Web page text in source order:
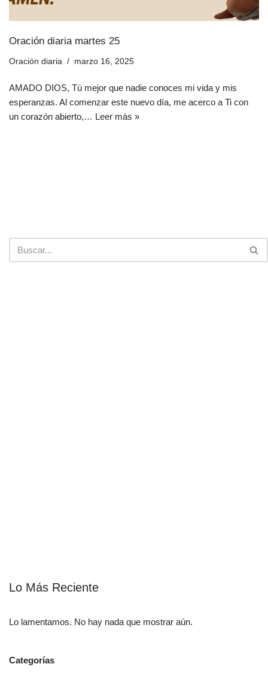
Oración diaria martes 25
Oración diaria marzo 16, 2025
AMADO DIOS, Tú mejor que nadie conoces mi vida y mis
esperanzas. Al comenzar este nuevo día, me acerco a Ti con
un corazón abierto,… Leer más »
Lo Más Reciente
Lo lamentamos. No hay nada que mostrar aún.
Categorías